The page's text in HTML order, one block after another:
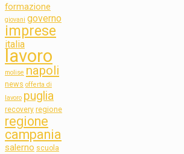
formazione
giovani governo
imprese
italia
lavoro
molise napoli
news offerta di
lavoro puglia
recovery regione
regione
campania
salerno scuola